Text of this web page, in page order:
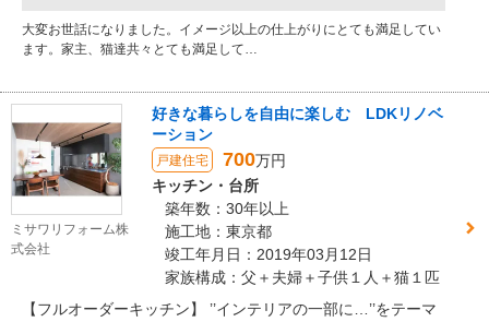
大変お世話になりました。イメージ以上の仕上がりにとても満足してい
ます。家主、猫達共々とても満足して…
ミサワリフォーム株
式会社
好きな暮らしを自由に楽しむ LDKリノベ
ーション
戸建住宅 700万円
キッチン・台所
築年数：30年以上
施工地：東京都
竣工年月日：2019年03月12日
家族構成：父＋夫婦＋子供１人＋猫１匹
【フルオーダーキッチン】 ’’インテリアの一部に…’’をテーマ